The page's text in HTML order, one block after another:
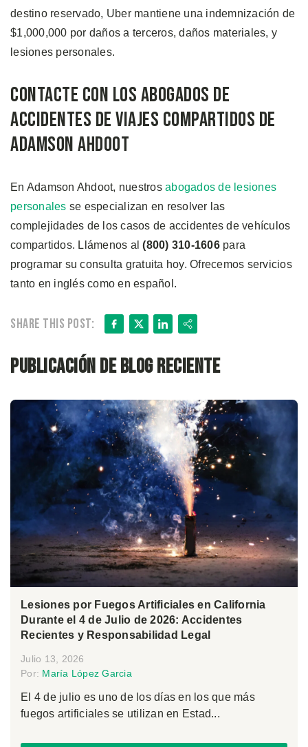
destino reservado, Uber mantiene una indemnización de
$1,000,000 por daños a terceros, daños materiales, y
lesiones personales.
Contacte con los Abogados de
Accidentes de Viajes Compartidos de
Adamson Ahdoot
En Adamson Ahdoot, nuestros abogados de lesiones
personales se especializan en resolver las
complejidades de los casos de accidentes de vehículos
compartidos. Llámenos al(800) 310-1606para
programar su consulta gratuita hoy. Ofrecemos servicios
tanto en inglés como en español.
Share this post: Facebook
X LinkedIn
Share
Publicación de blog reciente
Lesiones por Fuegos Artificiales en California
Durante el 4 de Julio de 2026: Accidentes
Recientes y Responsabilidad Legal
Julio 13, 2026
Por: María López Garcia
El 4 de julio es uno de los días en los que más
fuegos artificiales se utilizan en Estad...